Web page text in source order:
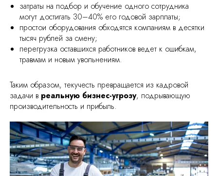
затраты на подбор и обучение одного сотрудника
могут достигать 30–40% его годовой зарплаты;
простои оборудования обходятся компаниям в десятки
тысяч рублей за смену;
перегрузка оставшихся работников ведет к ошибкам,
травмам и новым увольнениям.
Таким образом, текучесть превращается из кадровой
задачи в реальную бизнес-угрозу, подрывающую
производительность и прибыль.